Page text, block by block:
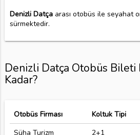
Denizli Datçaarası otobüs ile seyahat
sürmektedir.
Denizli Datça Otobüs Bileti
Kadar?
Otobüs Firması Koltuk Tipi
Süha Turizm
2+1